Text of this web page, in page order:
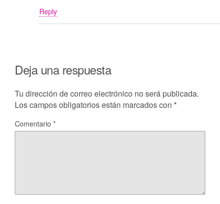
Reply
Deja una respuesta
Tu dirección de correo electrónico no será publicada.
Los campos obligatorios están marcados con *
Comentario*